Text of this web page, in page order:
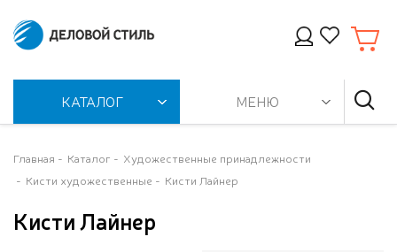
КАТАЛОГ МЕНЮ
Главная Каталог
Художественные принадлежности
Кисти художественные
Кисти Лайнер
Кисти Лайнер